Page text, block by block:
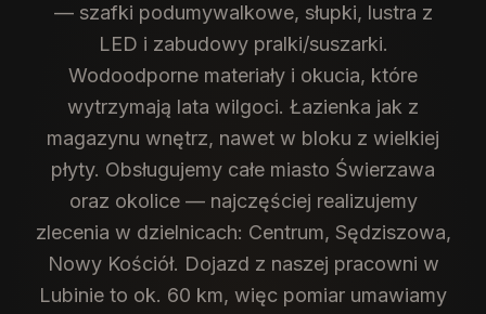
— szafki podumywalkowe, słupki, lustra z
LED i zabudowy pralki/suszarki.
Wodoodporne materiały i okucia, które
wytrzymają lata wilgoci. Łazienka jak z
magazynu wnętrz, nawet w bloku z wielkiej
płyty. Obsługujemy całe miasto Świerzawa
oraz okolice — najczęściej realizujemy
zlecenia w dzielnicach: Centrum, Sędziszowa,
Nowy Kościół. Dojazd z naszej pracowni w
Lubinie to ok. 60 km, więc pomiar umawiamy